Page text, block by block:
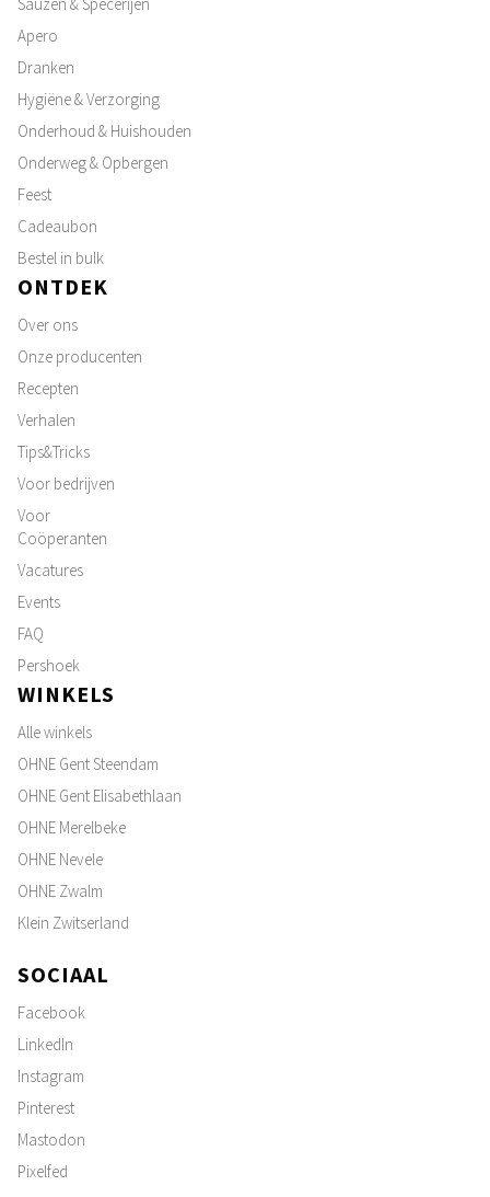
Apero
Dranken
Hygiëne & Verzorging
Onderhoud & Huishouden
Onderweg & Opbergen
Feest
Cadeaubon
Bestel in bulk
ONTDEK
Over ons
Onze producenten
Recepten
Verhalen
Tips&Tricks
Voor bedrijven
Voor
Coöperanten
Vacatures
Events
FAQ
Pershoek
WINKELS
Alle winkels
OHNE Gent Steendam
OHNE Gent Elisabethlaan
OHNE Merelbeke
OHNE Nevele
OHNE Zwalm
Klein Zwitserland
SOCIAAL
Facebook
LinkedIn
Instagram
Pinterest
Mastodon
Pixelfed